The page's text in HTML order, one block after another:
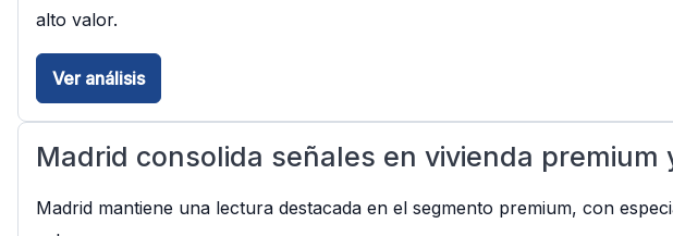
alto valor.
Ver análisis
Madrid consolida señales en vivienda
Madrid mantiene una lectura destacada en el segmento premium, con